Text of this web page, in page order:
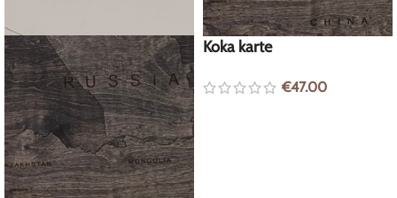
Koka karte
€47.00